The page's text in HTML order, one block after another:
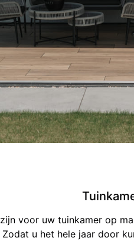
voor uw tuinkamer op
Zodat u het hele jaar door